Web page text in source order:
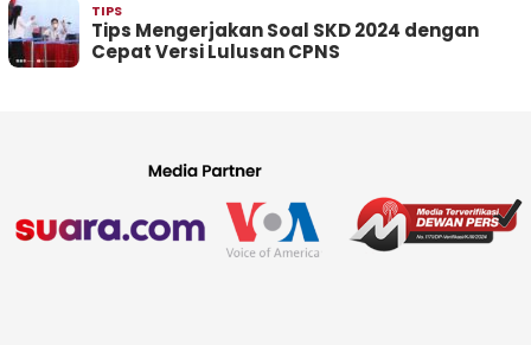
TIPS
Tips Mengerjakan Soal SKD 2024 dengan
Cepat Versi Lulusan CPNS